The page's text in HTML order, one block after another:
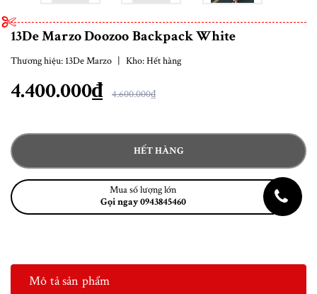
13De Marzo Doozoo Backpack White
Thương hiệu: 13De Marzo | Kho:Hết hàng
4.400.000₫ 4.600.000₫
HẾT HÀNG
Mua số lượng lớn
Gọi ngay 0943845460
Mô tả sản phẩm